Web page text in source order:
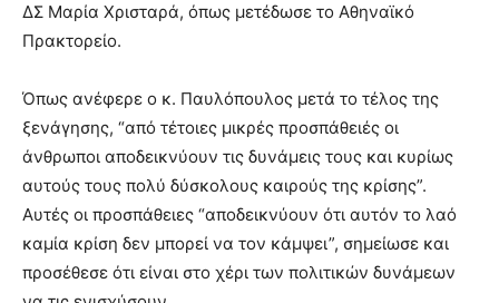
ΔΣ Μαρία Χρισταρά, όπως μετέδωσε το Αθηναϊκό
Πρακτορείο.
Όπως ανέφερε ο κ. Παυλόπουλος μετά το τέλος της
ξενάγησης, “από τέτοιες μικρές προσπάθειές οι
άνθρωποι αποδεικνύουν τις δυνάμεις τους και κυρίως
αυτούς τους πολύ δύσκολους καιρούς της κρίσης”.
Αυτές οι προσπάθειες “αποδεικνύουν ότι αυτόν το λαό
καμία κρίση δεν μπορεί να τον κάμψει”, σημείωσε και
προσέθεσε ότι είναι στο χέρι των πολιτικών δυνάμεων